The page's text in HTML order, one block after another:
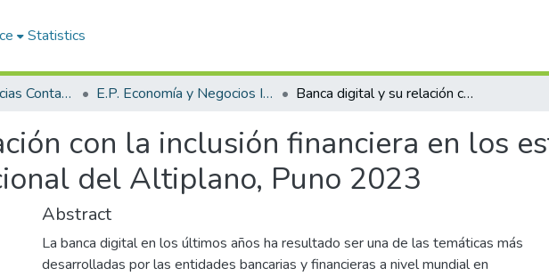
Statistics
Facultad de Ciencias Contables y Financieras E.P. Economía y Negocios Internacionales Banca digital y su relación con la inclusión financiera en los estudiantes de la Universidad Nacional del Altiplano, Puno 2023
con la inclusión financiera en los
del Altiplano, Puno 2023
Abstract
La banca digital en los últimos años ha resultado ser una de las temáticas más
desarrolladas por las entidades bancarias y financieras a nivel mundial en